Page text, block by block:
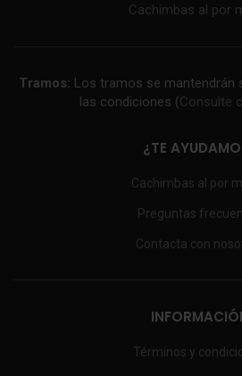
Cachimbas al por
Tramos: Los tramos se mantendrán
las condiciones (Consulte
¿TE
Cachimbas al por
Preguntas
Contacta con
Términos y